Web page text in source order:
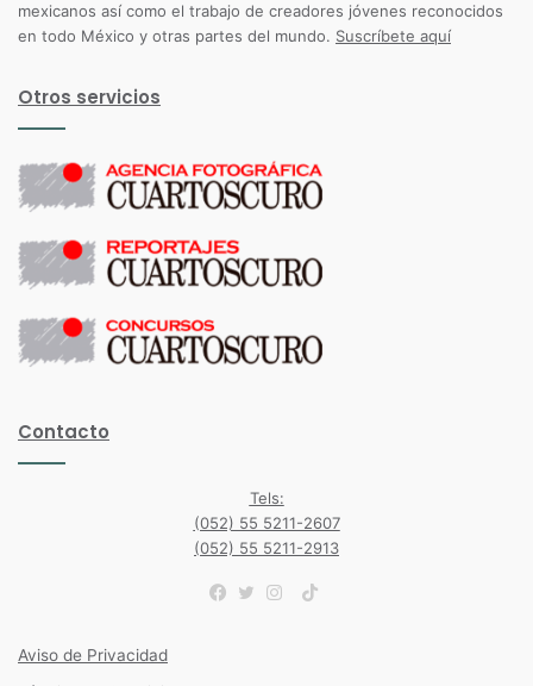
mexicanos así como el trabajo de creadores jóvenes reconocidos
en todo México y otras partes del mundo. Suscríbete aquí
Otros servicios
Contacto
Tels:
(052) 55 5211-2607
(052) 55 5211-2913
TikTok
Aviso de Privacidad